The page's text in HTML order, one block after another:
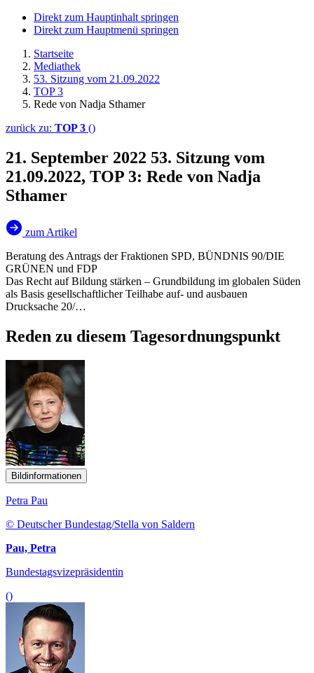
Direkt zum Hauptinhalt springen
Direkt zum Hauptmenü springen
Startseite
Mediathek
53. Sitzung vom 21.09.2022
TOP 3
Rede von Nadja Sthamer
zurück zu: TOP 3 ()
21. September 2022 53. Sitzung vom
21.09.2022, TOP 3: Rede von Nadja
Sthamer
zum Artikel
Beratung des Antrags der Fraktionen SPD, BÜNDNIS 90/DIE
GRÜNEN und FDP
Das Recht auf Bildung stärken – Grundbildung im globalen Süden
als Basis gesellschaftlicher Teilhabe auf- und ausbauen
Drucksache 20/…
Reden zu diesem Tagesordnungspunkt
Bildinformationen
Petra Pau
© Deutscher Bundestag/Stella von Saldern
Pau, Petra
Bundestagsvizepräsidentin
()